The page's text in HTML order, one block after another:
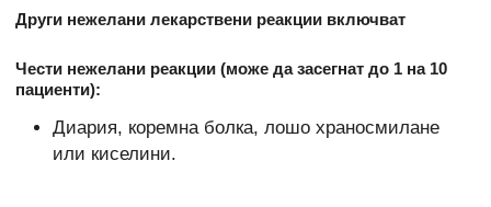
Други нежелани лекарствени реакции включват
Чести нежелани реакции (може да засегнат до 1 на 10
пациенти):
Диария, коремна болка, лошо храносмилане
или киселини.